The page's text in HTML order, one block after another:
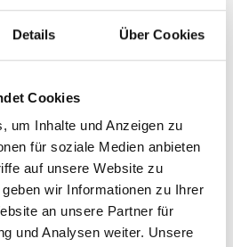
Details Über Cookies
Cookies
um Inhalte und Anzeigen zu
für soziale Medien anbieten
auf unsere Website zu
wir Informationen zu Ihrer
an unsere Partner für
und Analysen weiter. Unsere
deal extended – free
rain cover worth €379.00
with selected Family